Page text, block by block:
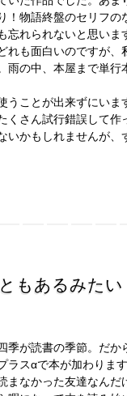
！物語終盤のセリフ
忘れられないと思い
れも面白いのですが
雨の中、本屋まで単
うことが出来ずにい
くさん試行錯誤して
かもしれませんが、
もあるみたい
季が読書の季節。だ
ラスαで本が加わりま
まなかった友達なんだ